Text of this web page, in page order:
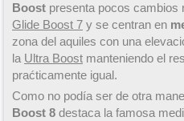
Boost presenta pocos cambios
Glide Boost 7 y se centran en
zona del aquiles con una
la Ultra Boost manteniendo el
praćticamente igual.
Como no podía ser de otra
Boost 8 destaca la famosa